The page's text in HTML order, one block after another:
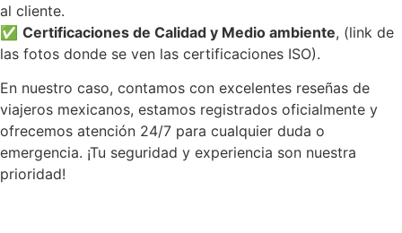
al cliente.
✅ Certificaciones de Calidad y Medio ambiente, (link de
las fotos donde se ven las certificaciones ISO).
En nuestro caso, contamos con excelentes reseñas de
viajeros mexicanos, estamos registrados oficialmente y
ofrecemos atención 24/7 para cualquier duda o
emergencia. ¡Tu seguridad y experiencia son nuestra
prioridad!